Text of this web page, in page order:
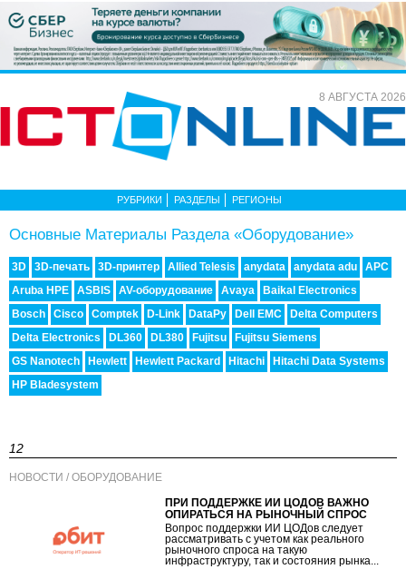
8 АВГУСТА 2026
РУБРИКИ РАЗДЕЛЫ РЕГИОНЫ
Основные Материалы Раздела «Оборудование»
3D 3D-печать 3D-принтер Allied Telesis anydata anydata adu
APC
Aruba HPE
ASBIS AV-оборудование Avaya
Baikal Electronics
Bosch
Cisco Comptek D-Link DataРу Dell EMC
Delta Computers
Delta Electronics
DL360 DL380 Fujitsu
Fujitsu Siemens
GS Nanotech
Hewlett Hewlett Packard Hitachi
Hitachi Data Systems
HP Bladesystem
12
НОВОСТИ / ОБОРУДОВАНИЕ
ПРИ ПОДДЕРЖКЕ ИИ ЦОДОВ ВАЖНО
ОПИРАТЬСЯ НА РЫНОЧНЫЙ СПРОС
Вопрос поддержки ИИ ЦОДов следует
рассматривать с учетом как реального
рыночного спроса на такую
инфраструктуру, так и состояния рынка...